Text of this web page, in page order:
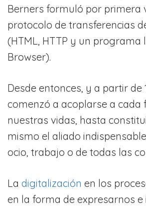
Berners formuló por primera
protocolo de transferencias
(HTML, HTTP y un programa
Browser).
Desde entonces, y a partir de
comenzó a acoplarse a cada
nuestras vidas, hasta
mismo el aliado
ocio, trabajo o de todas las
La digitalización en los
en la forma de expresarnos e